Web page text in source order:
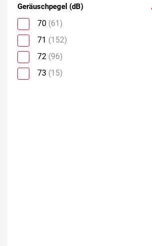
Geräuschpegel (dB)
70 (61)
71 (152)
72 (96)
73 (15)